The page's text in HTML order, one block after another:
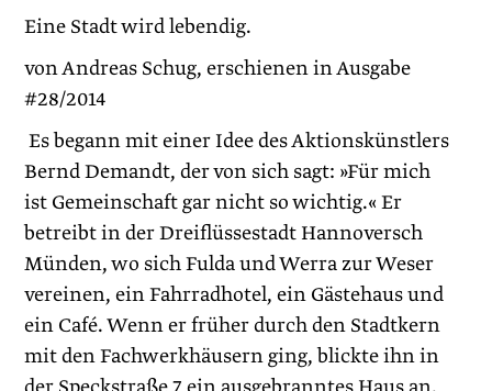
Eine Stadt wird lebendig.
von Andreas Schug, erschienen in Ausgabe
#28/2014
Es begann mit einer Idee des Aktionskünstlers
Bernd Demandt, der von sich sagt: »Für mich
ist Gemeinschaft gar nicht so wichtig.« Er
betreibt in der Dreiflüssestadt Hannoversch
Münden, wo sich Fulda und Werra zur Weser
vereinen, ein Fahrradhotel, ein Gästehaus und
ein Café. Wenn er früher durch den Stadtkern
mit den Fachwerkhäusern ging, blickte ihn in